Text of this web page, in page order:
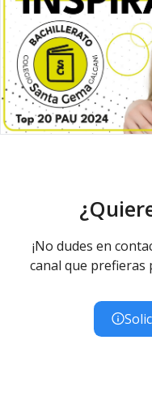
¡No dudes en
canal que prefieras